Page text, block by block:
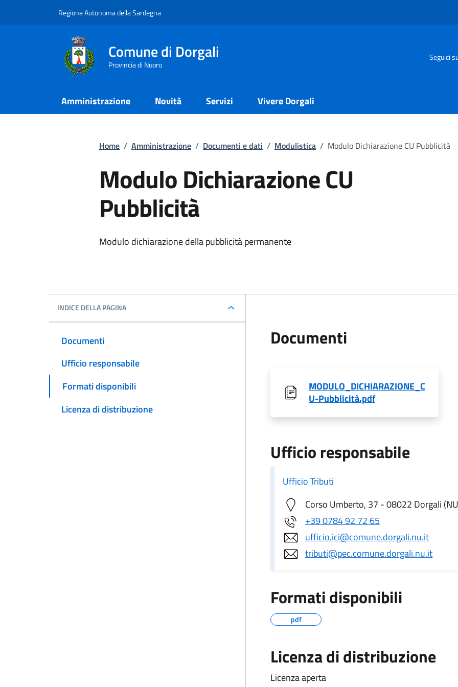
Regione Autonoma della Sardegna
Comune di Dorgali
Provincia di Nuoro
Seguici
Amministrazione Novità Servizi Vivere Dorgali
Home / Amministrazione / Documenti e dati / Modulistica / Modulo Dichiarazione CU Pubblicità
Modulo Dichiarazione CU
Pubblicità
Modulo dichiarazione della pubblicità permanente
INDICE DELLA PAGINA
Documenti
Ufficio responsabile
Formati disponibili
Licenza di distribuzione
Documenti
MODULO_DICHIARAZIONE_C
U-Pubblicità.pdf
Ufficio responsabile
Ufficio Tributi
Corso Umberto, 37 - 08022 Dorgali
+39 0784 92 72 65
ufficio.ici@comune.dorgali.nu.it
tributi@pec.comune.dorgali.nu.it
Formati disponibili
pdf
Licenza di distribuzione
Licenza aperta